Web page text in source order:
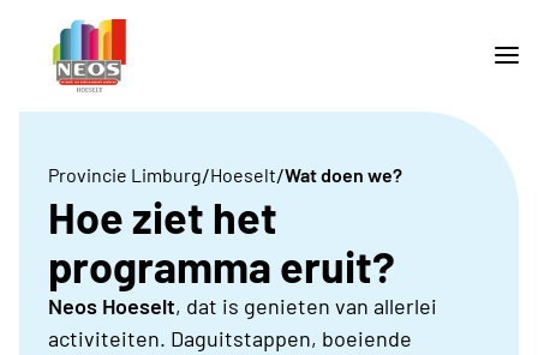
Provincie Limburg/Hoeselt/Wat doen we?
Hoe ziet het
programma eruit?
Neos Hoeselt, dat is genieten van allerlei
activiteiten. Daguitstappen, boeiende